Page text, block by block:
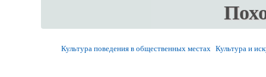
Культура поведения в общественных местах Культура и